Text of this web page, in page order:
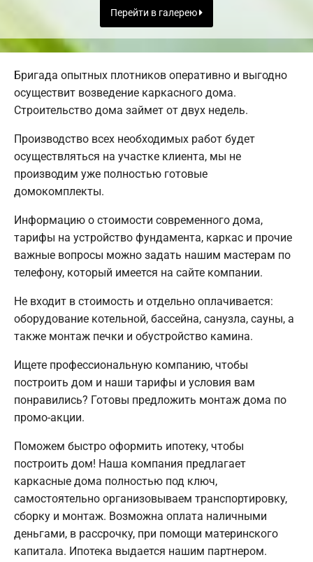
Перейти в галерею
Бригада опытных плотников оперативно и выгодно
осуществит возведение каркасного дома.
Строительство дома займет от двух недель.
Производство всех необходимых работ будет
осуществляться на участке клиента, мы не
производим уже полностью готовые
домокомплекты.
Информацию о стоимости современного дома,
тарифы на устройство фундамента, каркас и прочие
важные вопросы можно задать нашим мастерам по
телефону, который имеется на сайте компании.
Не входит в стоимость и отдельно оплачивается:
оборудование котельной, бассейна, санузла, сауны, а
также монтаж печки и обустройство камина.
Ищете профессиональную компанию, чтобы
построить дом и наши тарифы и условия вам
понравились? Готовы предложить монтаж дома по
промо-акции.
Поможем быстро оформить ипотеку, чтобы
построить дом! Наша компания предлагает
каркасные дома полностью под ключ,
самостоятельно организовываем транспортировку,
сборку и монтаж. Возможна оплата наличными
деньгами, в рассрочку, при помощи материнского
капитала. Ипотека выдается нашим партнером.